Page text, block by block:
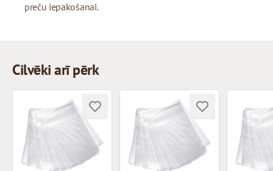
preču iepakošanai.
Cilvēki arī pērk